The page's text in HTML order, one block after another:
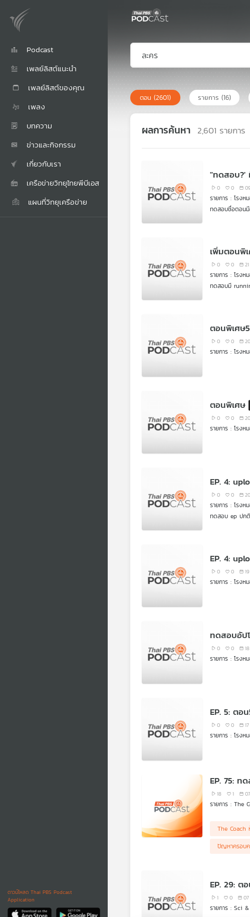
Podcast
เพลย์ลิสต์แนะนำ
เพลย์ลิสต์ของคุณ
เพลง
บทความ
ข่าวและกิจกรรม
เกี่ยวกับเรา
เครือข่ายวิทยุไทยพีบีเอส
แผนที่วิทยุเครือข่าย
ดาวน์โหลด Thai PBS Podcast
Application
ตอน (2601) รายการ (16)
ผลการค้นหา 2,601 รายการ
"ทดสอบ?'
0 0
รายการ : โรง
ทดสอบชื่อตอน
เพิ่มตอนพิ
0 0
รายการ : โรง
ทดสอบมี
ตอนพิเศษ5
0 0
รายการ : โรง
ตอนพิเศษ
0 0
รายการ : โรง
EP. 4:
0 0
รายการ : โรง
ทดสอบ ep ปกติ
EP. 4:
0 0
รายการ : โรง
ทดสอบอัป
0 0
รายการ : โรง
EP. 5: ตอ
0 0
รายการ : โรง
EP. 75: ท
18 1
รายการ : The
The Coach
ปัญหาครอบ
EP. 29: ต
1 0
รายการ : Sci